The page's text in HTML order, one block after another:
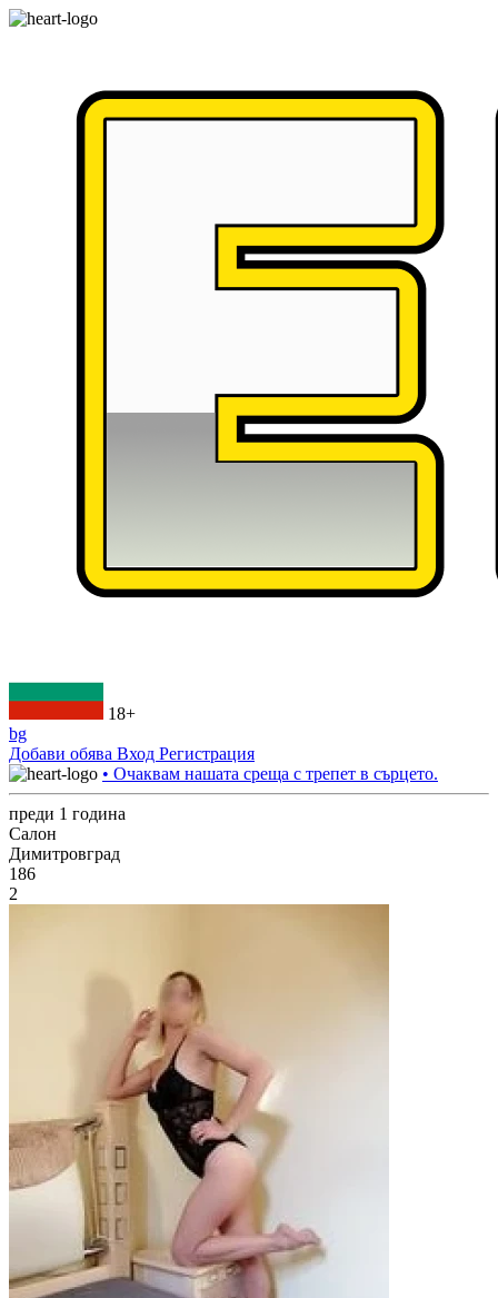
18+
bg
Добави обява Вход Регистрация
• Очаквам нашата среща с трепет в сърцето.
преди 1 година
Салон
Димитровград
186
2